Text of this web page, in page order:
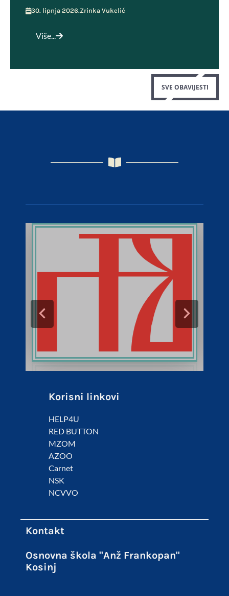
30. lipnja 2026.Zrinka Vukelić
Više...
SVE OBAVIJESTI
Korisni linkovi
HELP4U
RED BUTTON
MZOM
AZOO
Carnet
NSK
NCVVO
Kontakt
Osnovna škola "Anž Frankopan"
Kosinj